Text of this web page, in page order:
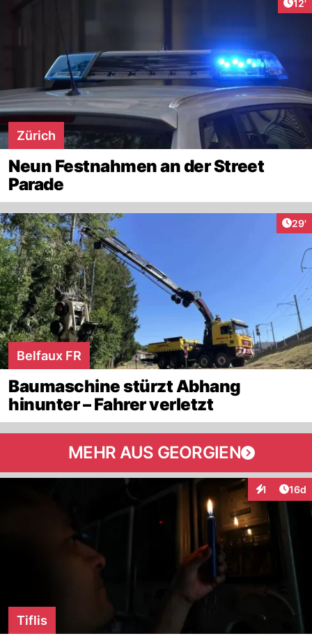
12'
Zürich
Neun Festnahmen an der Street
Parade
29'
Belfaux FR
Baumaschine stürzt Abhang
hinunter – Fahrer verletzt
MEHR AUS GEORGIEN
1 16d
Tiflis